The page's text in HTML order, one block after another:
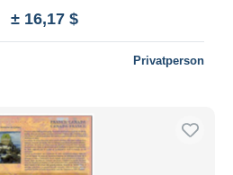
± 16,17 $
Privatperson